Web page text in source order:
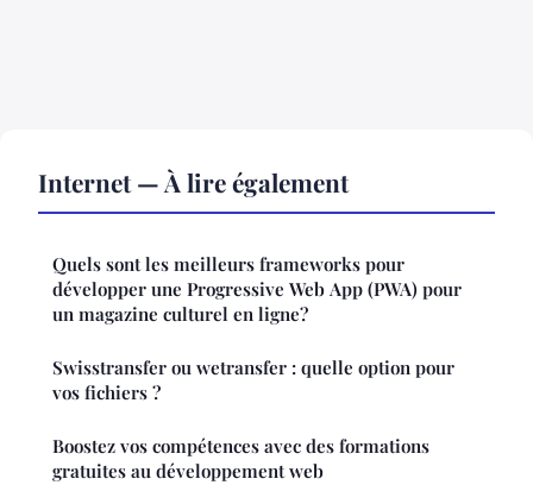
Internet — À lire également
Quels sont les meilleurs frameworks pour
développer une Progressive Web App (PWA) pour
un magazine culturel en ligne?
Swisstransfer ou wetransfer : quelle option pour
vos fichiers ?
Boostez vos compétences avec des formations
gratuites au développement web